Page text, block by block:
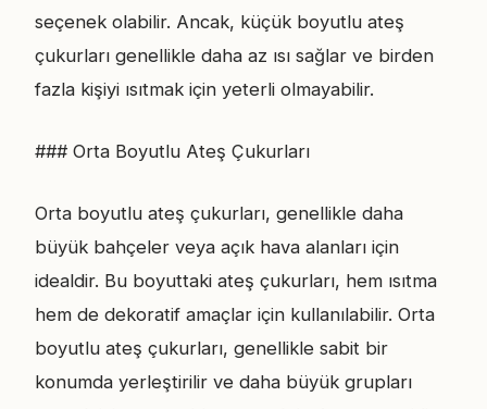
seçenek olabilir. Ancak, küçük boyutlu ateş
çukurları genellikle daha az ısı sağlar ve birden
fazla kişiyi ısıtmak için yeterli olmayabilir.
### Orta Boyutlu Ateş Çukurları
Orta boyutlu ateş çukurları, genellikle daha
büyük bahçeler veya açık hava alanları için
idealdir. Bu boyuttaki ateş çukurları, hem ısıtma
hem de dekoratif amaçlar için kullanılabilir. Orta
boyutlu ateş çukurları, genellikle sabit bir
konumda yerleştirilir ve daha büyük grupları